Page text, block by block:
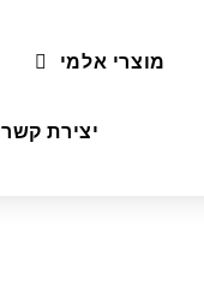
מוצרי אלמי
יצירת קשר